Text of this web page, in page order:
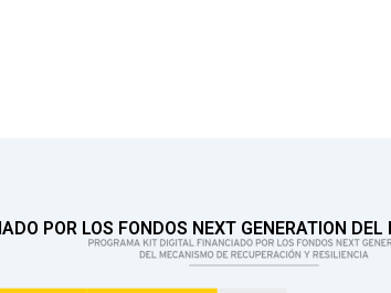
POR LOS FONDOS NEXT GENERATION